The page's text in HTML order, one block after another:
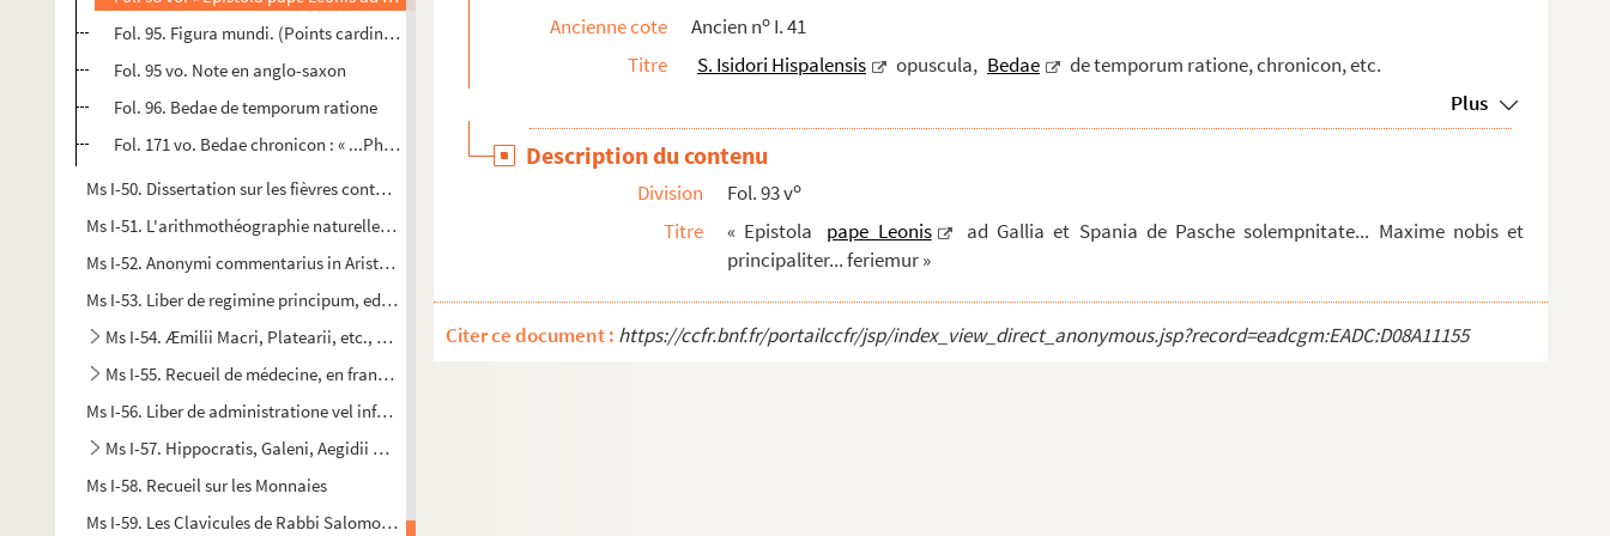
Fol. 95. Figura mundi. (Points cardinaux et vents)
Fol. 95 vo. Note en anglo-saxon
Fol. 96. Bedae de temporum ratione
Fol. 171 vo. Bedae chronicon : « ...Philippicus... monasterium... »
Ms I-50. Dissertation sur les fièvres contagieuses de l'hôpital de Haslar, près Portsmouth, le 5 juin 1761
Ms I-51. L'arithmothéographie naturelle ou l'art de deviner par les nombres par M. D. L. B. 1693
Ms I-52. Anonymi commentarius in Aristotelis libros de anima et metaphysica
Ms I-53. Liber de regimine principum, editus a fratre Egidio Romano, ordinis fratrum heremitarum sancti Augus...
Ms I-54. Æmilii Macri, Platearii, etc., opuscula medica
Ms I-55. Recueil de médecine, en français
Ms I-56. Liber de administratione vel informatione principum
Ms I-57. Hippocratis, Galeni, Aegidii Corboliensis, etc., opuscula medica
Ms I-58. Recueil sur les Monnaies
Ms I-59. Les Clavicules de Rabbi Salomon traduites exactement du texte hebreu en françois par M
Ancienne cote
Ancien no I. 41
Titre
S. Isidori Hispalensis opuscula, Bedae
de temporum ratione, chronicon, etc.
Plus
Description du contenu
Division Fol. 93 vo
Titre « Epistola pape Leonis
ad Gallia et Spania de Pasche solempnitate... Maxime nobis et
principaliter... feriemur »
Citer ce document : https://ccfr.bnf.fr/portailccfr/jsp/index_view_direct_anonymous.jsp?record=eadcgm:EADC:D08A11155